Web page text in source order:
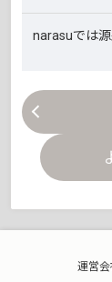
narasuでは源
運営会